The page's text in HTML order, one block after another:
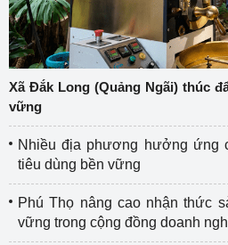
Xã Đắk Long (Quảng Ngãi) thúc
vững
Nhiều địa phương hưởng ứng
tiêu dùng bền vững
Phú Thọ nâng cao nhận thức
vững trong cộng đồng doanh